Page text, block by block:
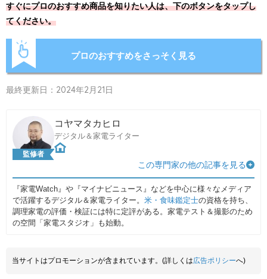
すぐにプロのおすすめ商品を知りたい人は、下のボタンをタップし
てください。
プロのおすすめをさっそく見る
最終更新日：2024年2月21日
監修者
コヤマタカヒロ
デジタル＆家電ライター
この専門家の他の記事を見る
『家電Watch』や『マイナビニュース』などを中心に様々なメディア
で活躍するデジタル＆家電ライター。 米・食味鑑定士の資格を持ち、
調理家電の評価・検証には特に定評がある。家電テスト＆撮影のため
の空間「家電スタジオ」も始動。
当サイトはプロモーションが含まれています。(詳しくは広告ポリシーへ)